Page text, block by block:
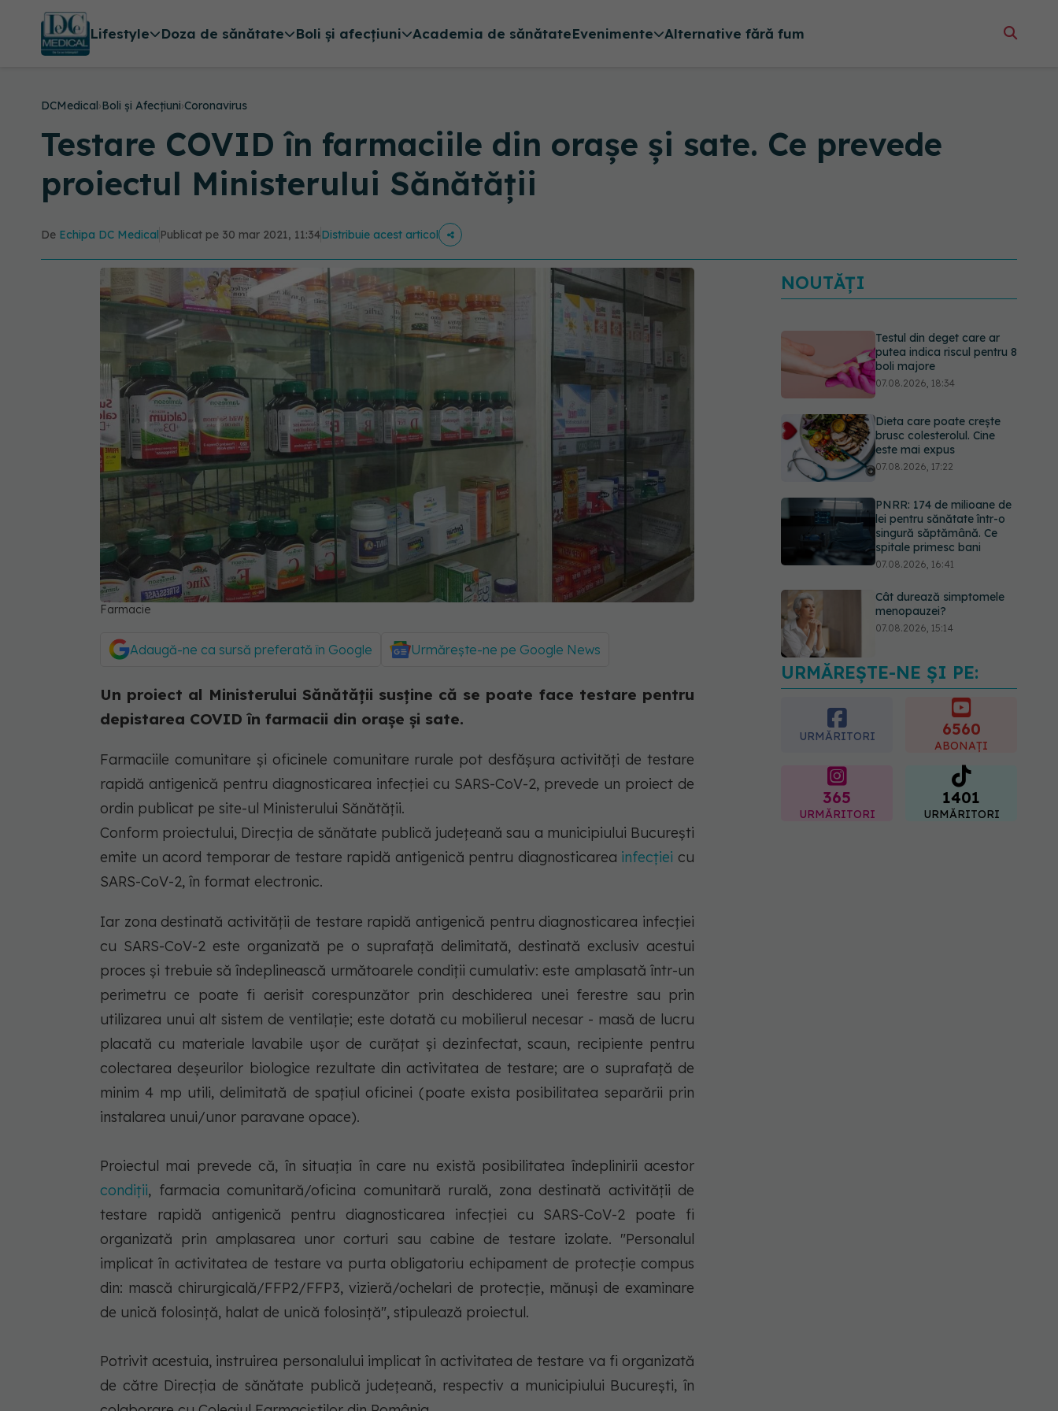
Lifestyle Doza de sănătate Boli și afecțiuni Academia de sănătateEvenimente Alternative fără fum
DCMedical›Boli și Afecțiuni›Coronavirus
Testare COVID în farmaciile din orașe și sate. Ce prevede
proiectul Ministerului Sănătății
De Echipa DC Medical Publicat pe 30 mar 2021, 11:34Distribuie acest articol
Farmacie
Adaugă-ne ca sursă preferată în Google Urmărește-ne pe Google News
Un proiect al Ministerului Sănătății susține că se poate face testare pentru
depistarea COVID în farmacii din orașe și sate.
Farmaciile comunitare şi oficinele comunitare rurale pot desfăşura activităţi de testare
rapidă antigenică pentru diagnosticarea infecţiei cu SARS-CoV-2, prevede un proiect de
ordin publicat pe site-ul Ministerului Sănătăţii.
Conform proiectului, Direcţia de sănătate publică judeţeană sau a municipiului Bucureşti
emite un acord temporar de testare rapidă antigenică pentru diagnosticarea infecţiei cu
SARS-CoV-2, în format electronic.
Iar zona destinată activităţii de testare rapidă antigenică pentru diagnosticarea infecţiei
cu SARS-CoV-2 este organizată pe o suprafaţă delimitată, destinată exclusiv acestui
proces şi trebuie să îndeplinească următoarele condiţii cumulativ: este amplasată într-un
perimetru ce poate fi aerisit corespunzător prin deschiderea unei ferestre sau prin
utilizarea unui alt sistem de ventilaţie; este dotată cu mobilierul necesar - masă de lucru
placată cu materiale lavabile uşor de curăţat şi dezinfectat, scaun, recipiente pentru
colectarea deşeurilor biologice rezultate din activitatea de testare; are o suprafaţă de
minim 4 mp utili, delimitată de spaţiul oficinei (poate exista posibilitatea separării prin
instalarea unui/unor paravane opace).
Proiectul mai prevede că, în situaţia în care nu există posibilitatea îndeplinirii acestor
condiţii, farmacia comunitară/oficina comunitară rurală, zona destinată activităţii de
testare rapidă antigenică pentru diagnosticarea infecţiei cu SARS-CoV-2 poate fi
organizată prin amplasarea unor corturi sau cabine de testare izolate. "Personalul
implicat în activitatea de testare va purta obligatoriu echipament de protecţie compus
din: mască chirurgicală/FFP2/FFP3, vizieră/ochelari de protecţie, mănuşi de examinare
de unică folosinţă, halat de unică folosinţă", stipulează proiectul.
Potrivit acestuia, instruirea personalului implicat în activitatea de testare va fi organizată
de către Direcţia de sănătate publică judeţeană, respectiv a municipiului Bucureşti, în
NOUTĂȚI
Testul din deget care ar
putea indica riscul pentru 8
boli majore
07.08.2026, 18:34
Dieta care poate crește
brusc colesterolul. Cine
este mai expus
07.08.2026, 17:22
PNRR: 174 de milioane de
lei pentru sănătate într-o
singură săptămână. Ce
spitale primesc bani
07.08.2026, 16:41
Cât durează simptomele
menopauzei?
07.08.2026, 15:14
EXCLUSIV Cancerele
care pot fi prevenite. Dr.
(SANADOR): Au metode
URMĂREȘTE-NE ȘI PE:
URMĂRITORI 6560
ABONAȚI
365
URMĂRITORI
1401
URMĂRITORI